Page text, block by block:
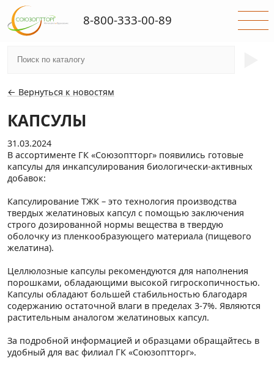
← Вернуться к новостям
КАПСУЛЫ
31.03.2024
В ассортименте ГК «Союзоптторг» появились готовые
капсулы для инкапсулирования биологически-активных
добавок:
Капсулирование ТЖК – это технология производства
твердых желатиновых капсул с помощью заключения
строго дозированной нормы вещества в твердую
оболочку из пленкообразующего материала (пищевого
желатина).
Целлюлозные капсулы рекомендуются для наполнения
порошками, обладающими высокой гигроскопичностью.
Капсулы обладают большей стабильностью благодаря
содержанию остаточной влаги в пределах 3-7%. Являются
растительным аналогом желатиновых капсул.
За подробной информацией и образцами обращайтесь в
удобный для вас филиал ГК «Союзоптторг».
8-800-333-00-89